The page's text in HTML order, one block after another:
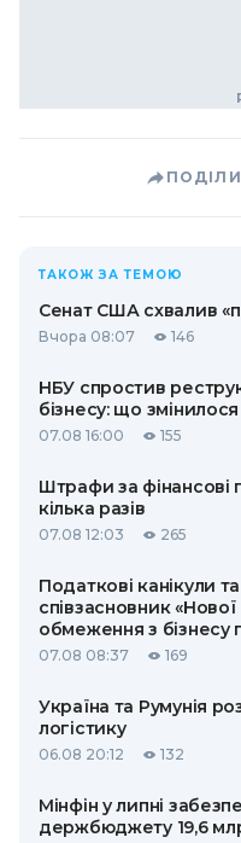
ТАКОЖ ЗА ТЕМОЮ
Сенат США схвалив
Вчора 08:07 146
НБУ спростив
бізнесу: що змінилося
07.08 16:00 155
Штрафи за фінансові
кілька разів
07.08 12:03 265
Податкові канікули
співзасновник
обмеження з бізнесу
07.08 08:37 169
Україна та Румунія
логістику
06.08 20:12 132
Мінфін у липні
держбюджету 19,6